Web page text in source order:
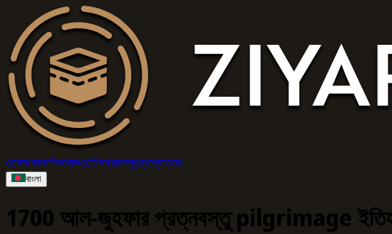
হোমসংবাদডাউনলোডহোটেলস্থানসমূহপ্রশ্নোত্তর
বাংলা
1700 আল-জুহফার প্রত্নবস্তু pilgrimage